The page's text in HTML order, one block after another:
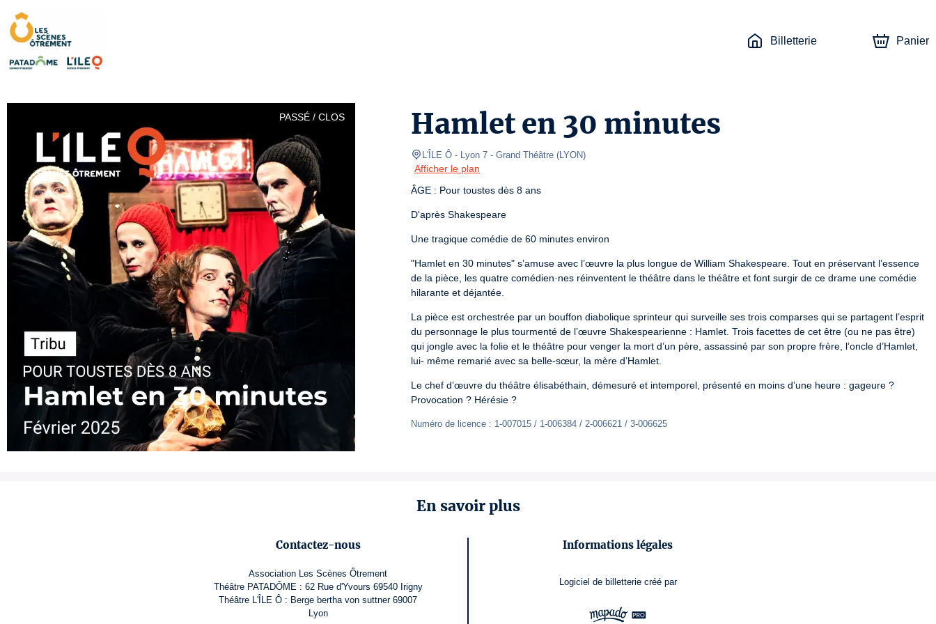
Billetterie Panier
PASSÉ / CLOS Hamlet en 30 minutes
L'ÎLE Ô - Lyon 7 - Grand Théâtre (LYON)
Afficher le plan
ÂGE : Pour toustes dès 8 ans
D'après Shakespeare
Une tragique comédie de 60 minutes environ
"Hamlet en 30 minutes" s’amuse avec l’œuvre la plus longue de William Shakespeare. Tout en préservant l’essence
de la pièce, les quatre comédien·nes réinventent le théâtre dans le théâtre et font surgir de ce drame une comédie
hilarante et déjantée.
La pièce est orchestrée par un bouffon diabolique sprinteur qui surveille ses trois comparses qui se partagent l’esprit
du personnage le plus tourmenté de l’œuvre Shakespearienne : Hamlet. Trois facettes de cet être (ou ne pas être)
qui jongle avec la folie et le théâtre pour venger la mort d’un père, assassiné par son propre frère, l’oncle d’Hamlet,
lui- même remarié avec sa belle-sœur, la mère d’Hamlet.
Le chef d’œuvre du théâtre élisabéthain, démesuré et intemporel, présenté en moins d’une heure : gageure ?
Provocation ? Hérésie ?
Numéro de licence : 1-007015 / 1-006384 / 2-006621 / 3-006625
En savoir plus
Contactez-nous
Association Les Scènes Ôtrement
Théâtre PATADÔME : 62 Rue d'Yvours 69540 Irigny
Théâtre L'ÎLE Ô : Berge bertha von suttner 69007
Lyon
Informations légales
Logiciel de billetterie créé par